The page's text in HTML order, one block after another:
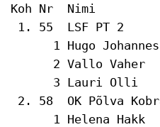
Koh Nr  Nimi
1. 55  LSF PT 2
1 Hugo
2 Vallo Vaher
3 Lauri Olli
2. 58  OK Põlva
1 Helena Hakk